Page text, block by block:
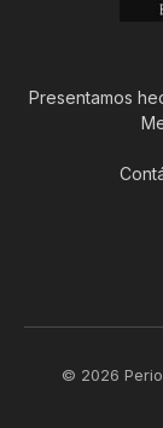
Presentamos
© 2026